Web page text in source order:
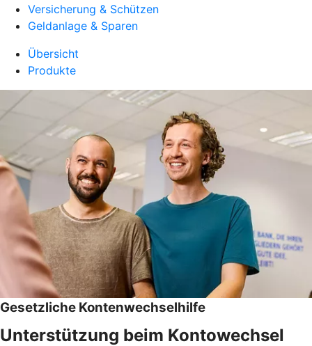
Versicherung & Schützen
Geldanlage & Sparen
Übersicht
Produkte
Gesetzliche Kontenwechselhilfe
Unterstützung beim Kontowechsel